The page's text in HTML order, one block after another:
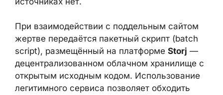
источниках нет.
При взаимодействии с поддельным сайтом
жертве передаётся пакетный скрипт (batch
script), размещённый на платформе Storj
децентрализованном облачном хранилище
с открытым исходным кодом.
Использование легитимного сервиса